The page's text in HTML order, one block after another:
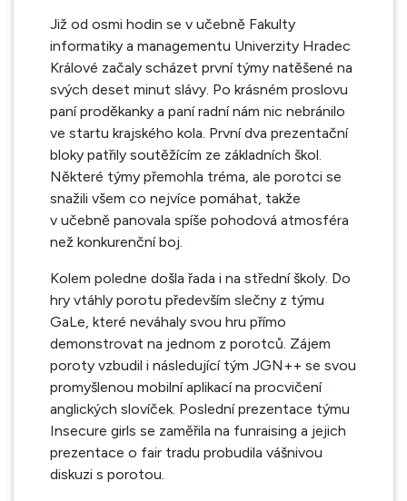
Již od osmi hodin se v učebně Fakulty
informatiky a managementu Univerzity Hradec
Králové začaly scházet první týmy natěšené na
svých deset minut slávy. Po krásném proslovu
paní proděkanky a paní radní nám nic nebránilo
ve startu krajského kola. První dva prezentační
bloky patřily soutěžícím ze základních škol.
Některé týmy přemohla tréma, ale porotci se
snažili všem co nejvíce pomáhat, takže
v učebně panovala spíše pohodová atmosféra
než konkurenční boj.
Kolem poledne došla řada i na střední školy. Do
hry vtáhly porotu především slečny z týmu
GaLe, které neváhaly svou hru přímo
demonstrovat na jednom z porotců. Zájem
poroty vzbudil i následující tým JGN++ se svou
promyšlenou mobilní aplikací na procvičení
anglických slovíček. Poslední prezentace týmu
Insecure girls se zaměřila na funraising a jejich
prezentace o fair tradu probudila vášnivou
diskuzi s porotou.